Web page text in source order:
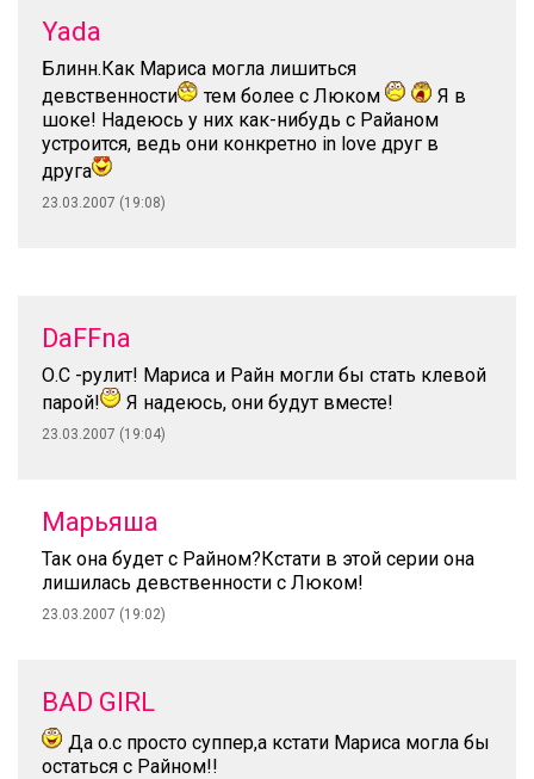
Yada
Блинн.Как Мариса могла лишиться
девственности
тем более с Люком
Я в
шоке! Надеюсь у них как-нибудь с Райаном
устроится, ведь они конкретно in love друг в
друга
23.03.2007 (19:08)
DaFFna
О.С -рулит! Мариса и Райн могли бы стать клевой
парой!
Я надеюсь, они будут вместе!
23.03.2007 (19:04)
Марьяша
Так она будет с Райном?Кстати в этой серии она
лишилась девственности с Люком!
23.03.2007 (19:02)
BAD GIRL
Да о.с просто суппер,а кстати Мариса могла бы
остаться с Райном!!